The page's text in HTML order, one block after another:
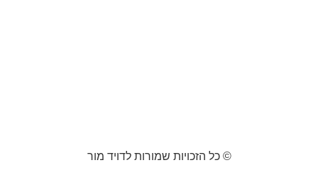
© כל הזכויות שמורות לדויד מור